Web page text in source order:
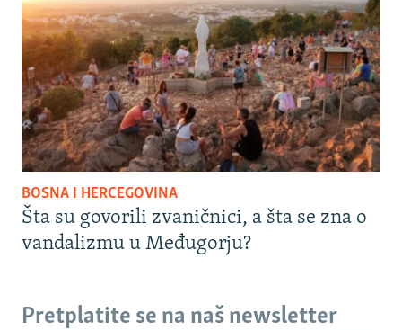
BOSNA I HERCEGOVINA
Šta su govorili zvaničnici, a šta se zna o
vandalizmu u Međugorju?
Pretplatite se na naš newsletter